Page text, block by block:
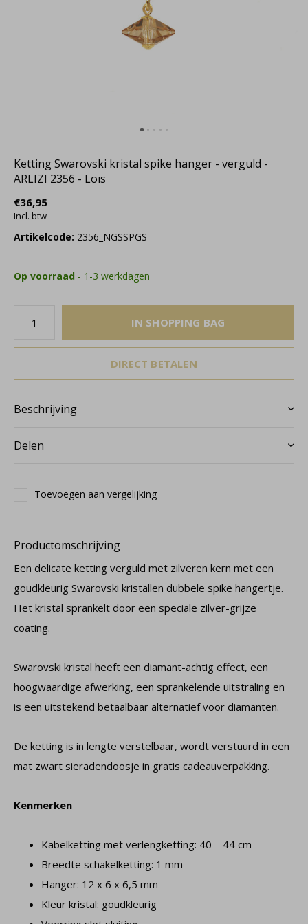
Ketting Swarovski kristal spike hanger - verguld -
ARLIZI 2356 - Loïs
€36,95
Incl. btw
Artikelcode: 2356_NGSSPGS
Op voorraad - 1-3 werkdagen
IN SHOPPING BAG
DIRECT BETALEN
Beschrijving
Delen
Toevoegen aan vergelijking
Productomschrijving
Een delicate ketting verguld met zilveren kern met een
goudkleurig Swarovski kristallen dubbele spike hangertje.
Het kristal sprankelt door een speciale zilver-grijze
coating.
Swarovski kristal heeft een diamant-achtig effect, een
hoogwaardige afwerking, een sprankelende uitstraling en
is een uitstekend betaalbaar alternatief voor diamanten.
De ketting is in lengte verstelbaar, wordt verstuurd in een
mat zwart sieradendoosje in gratis cadeauverpakking.
Kenmerken
Kabelketting met verlengketting: 40 – 44 cm
Breedte schakelketting: 1 mm
Hanger: 12 x 6 x 6,5 mm
Kleur kristal: goudkleurig